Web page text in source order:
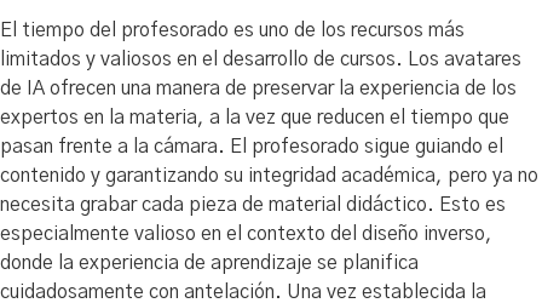
El tiempo del profesorado es uno de los recursos más
limitados y valiosos en el desarrollo de cursos. Los avatares
de IA ofrecen una manera de preservar la experiencia de los
expertos en la materia, a la vez que reducen el tiempo que
pasan frente a la cámara. El profesorado sigue guiando el
contenido y garantizando su integridad académica, pero ya no
necesita grabar cada pieza de material didáctico. Esto es
especialmente valioso en el contexto del diseño inverso,
donde la experiencia de aprendizaje se planifica
cuidadosamente con antelación. Una vez establecida la